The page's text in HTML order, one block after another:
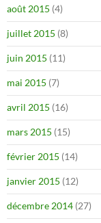
août 2015 (4)
juillet 2015 (8)
juin 2015 (11)
mai 2015 (7)
avril 2015 (16)
mars 2015 (15)
février 2015 (14)
janvier 2015 (12)
décembre 2014 (27)